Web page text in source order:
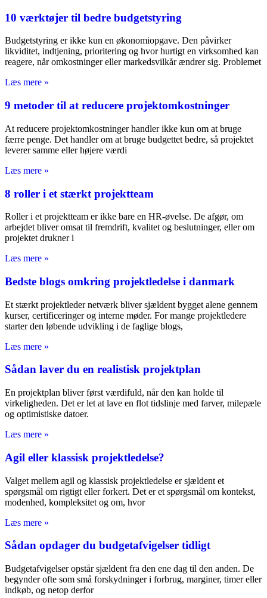
10 værktøjer til bedre budgetstyring
Budgetstyring er ikke kun en økonomiopgave. Den påvirker
likviditet, indtjening, prioritering og hvor hurtigt en virksomhed kan
reagere, når omkostninger eller markedsvilkår ændrer sig. Problemet
Læs mere »
9 metoder til at reducere projektomkostninger
At reducere projektomkostninger handler ikke kun om at bruge
færre penge. Det handler om at bruge budgettet bedre, så projektet
leverer samme eller højere værdi
Læs mere »
8 roller i et stærkt projektteam
Roller i et projektteam er ikke bare en HR-øvelse. De afgør, om
arbejdet bliver omsat til fremdrift, kvalitet og beslutninger, eller om
projektet drukner i
Læs mere »
Bedste blogs omkring projektledelse i danmark
Et stærkt projektleder netværk bliver sjældent bygget alene gennem
kurser, certificeringer og interne møder. For mange projektledere
starter den løbende udvikling i de faglige blogs,
Læs mere »
Sådan laver du en realistisk projektplan
En projektplan bliver først værdifuld, når den kan holde til
virkeligheden. Det er let at lave en flot tidslinje med farver, milepæle
og optimistiske datoer.
Læs mere »
Agil eller klassisk projektledelse?
Valget mellem agil og klassisk projektledelse er sjældent et
spørgsmål om rigtigt eller forkert. Det er et spørgsmål om kontekst,
modenhed, kompleksitet og om, hvor
Læs mere »
Sådan opdager du budgetafvigelser tidligt
Budgetafvigelser opstår sjældent fra den ene dag til den anden. De
begynder ofte som små forskydninger i forbrug, marginer, timer eller
indkøb, og netop derfor